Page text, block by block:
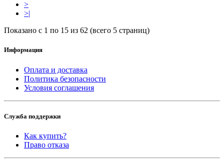
>
>|
Показано с 1 по 15 из 62 (всего 5 страниц)
Информация
Оплата и доставка
Политика безопасности
Условия соглашения
Служба поддержки
Как купить?
Право отказа